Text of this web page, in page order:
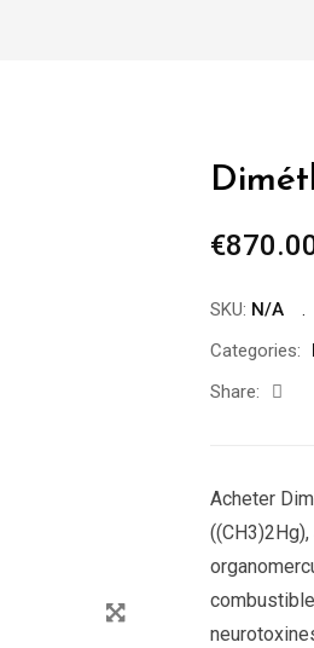
€
SKU: N/A
Categories:
Share:
Acheter